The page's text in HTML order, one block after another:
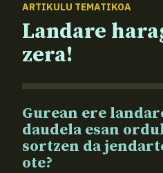
ARTIKULU TEMATIKOA
Landare
zera!
Gurean ere
daudela esan
sortzen da
ote?